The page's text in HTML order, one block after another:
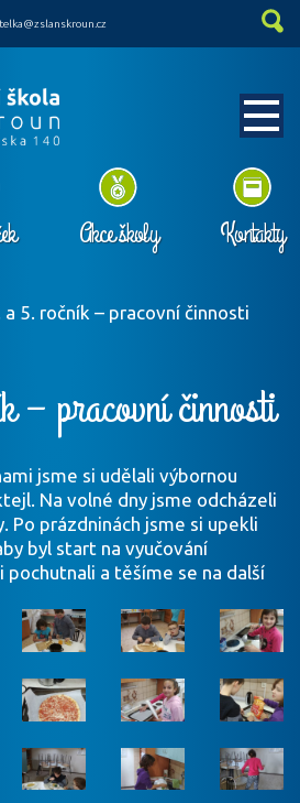
Akce školy Kontakty
a 5. ročník – pracovní činnosti
– pracovní činnosti
jsme si udělali výbornou
Na volné dny jsme odcházeli
Po prázdninách jsme si upekli
byl start na vyučování
pochutnali a těšíme se na další